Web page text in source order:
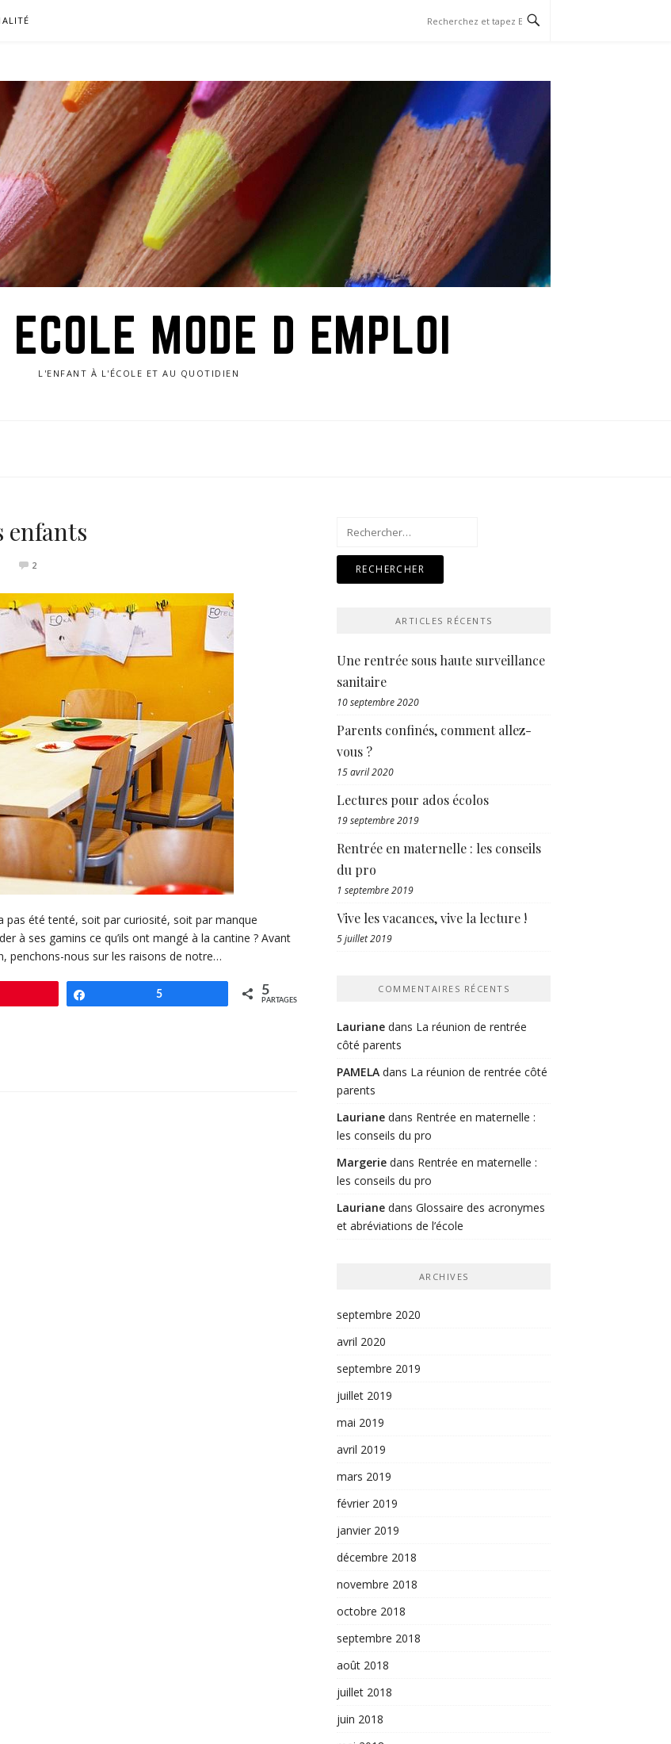
MODE D EMPLOI
L'ENFANT À L'ÉCOLE ET AU QUOTIDIEN
enfants
2
pas été tenté, soit par curiosité, soit par manque
à ses gamins ce qu’ils ont mangé à la cantine ? Avant
penchons-nous sur les raisons de notre…
5 5
PARTAGES
Rechercher :
ARTICLES RÉCENTS
Une rentrée sous haute surveillance
sanitaire
10 septembre 2020
Parents confinés, comment allez-
vous ?
15 avril 2020
Lectures pour ados écolos
19 septembre 2019
Rentrée en maternelle : les conseils
du pro
1 septembre 2019
Vive les vacances, vive la lecture !
5 juillet 2019
COMMENTAIRES RÉCENTS
Lauriane dans La réunion de rentrée
côté parents
PAMELA dans La réunion de rentrée côté
parents
Lauriane dans Rentrée en maternelle :
les conseils du pro
Margerie dans Rentrée en maternelle :
les conseils du pro
Lauriane dans Glossaire des acronymes
et abréviations de l’école
ARCHIVES
septembre 2020
avril 2020
septembre 2019
juillet 2019
mai 2019
avril 2019
mars 2019
février 2019
janvier 2019
décembre 2018
novembre 2018
octobre 2018
septembre 2018
août 2018
juillet 2018
juin 2018